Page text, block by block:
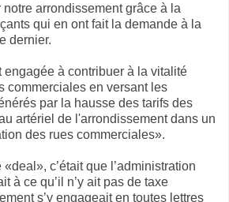
arrondissement grâce à la
qui en ont fait la demande à la
dernier.
engagée à contribuer à la vitalité
commerciales en versant les
par la hausse des tarifs des
artériel de l'arrondissement dans un
des rues commerciales».
c’était que l’administration
à ce qu’il n’y ait pas de taxe
s’y engageait en toutes lettres